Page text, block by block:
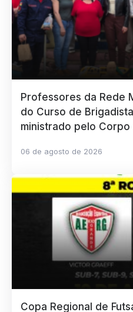
Professores da Rede
do Curso de
ministrado pelo Corpo
06 de agosto de 2026
Copa Regional de